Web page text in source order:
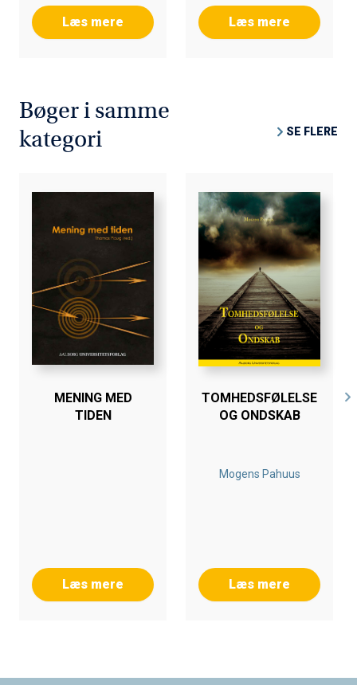
Læs mere Læs mere
Bøger i samme
kategori
SE FLERE
MENING MED
TIDEN
Læs mere
TOMHEDSFØLELSE
OG ONDSKAB
Mogens Pahuus
Læs mere